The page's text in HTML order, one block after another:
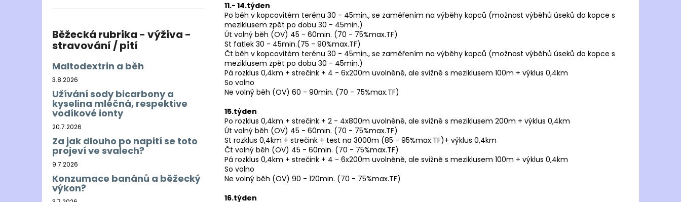
Běžecká rubrika - výživa -
stravování / pití
Maltodextrin a běh
3.8.2026
Užívání sody bicarbony a
kyselina mléčná, respektive
vodíkové ionty
20.7.2026
Za jak dlouho po napití se toto
projeví ve svalech?
9.7.2026
Konzumace banánů a běžecký
výkon?
11.- 14.týden
Po běh v kopcovitém terénu 30 - 45min., se zaměřením na výběhy kopců (možnost výběhů úseků do kopce s
meziklusem zpět po dobu 30 - 45min.)
Út volný běh (OV) 45 - 60min. (70 - 75%max.TF)
St fatlek 30 - 45min.(75 - 90%max.TF)
Čt běh v kopcovitém terénu 30 - 45min., se zaměřením na výběhy kopců (možnost výběhů úseků do kopce s
meziklusem zpět po dobu 30 - 45min.)
Pá rozklus 0,4km + strečink + 4 - 6x200m uvolněně, ale svižně s meziklusem 100m + výklus 0,4km
So volno
Ne volný běh (OV) 60 - 90min. (70 - 75%max.TF)
15.týden
Po rozklus 0,4km + strečink + 2 - 4x800m uvolněně, ale svižně s meziklusem 200m + výklus 0,4km
Út volný běh (OV) 45 - 60min. (70 - 75%max.TF)
St rozklus 0,4km + strečink + test na 3000m (85 - 95%max.TF)+ výklus 0,4km
Čt volný běh (OV) 45 - 60min. (70 - 75%max.TF)
Pá rozklus 0,4km + strečink + 4 - 6x200m uvolněně, ale svižně s meziklusem 100m + výklus 0,4km
So volno
Ne volný běh (OV) 90 - 120min. (70 - 75%max.TF)
16.týden